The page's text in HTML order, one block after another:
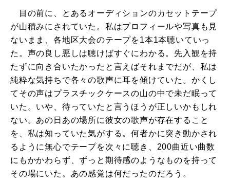
目の前に、とあるオーディションのカセットテープ
が山積みにされていた。私はプロフィールや写真も見
ないまま、各地区大会のテープを1本1本聴いていっ
た。声の良し悪しは聴けばすぐにわかる。先入観を持
たずに向き合いたかったと言えばそれまでだが、私は
純粋な気持ちで各々の歌声に耳を傾けていた。かくし
てその声はプラスチックケースの山の中で未だ眠って
いた。いや、待っていたと言うほうが正しいかもしれ
ない。あの日あの場所に彼女の歌声が存在すること
を、私は知っていた気がする。何者かに突き動かされ
るように無心でテープを次々に聴き、200曲近い曲数
にもかかわらず、ずっと期待感のようなものを持って
その場にいた。あの感覚は何だったのだろう。